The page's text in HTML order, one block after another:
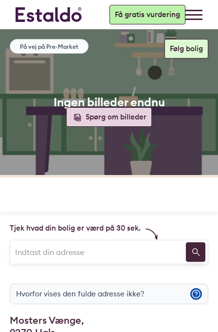
Få gratis vurdering
Ingen billeder endnu
Spørg om billeder
På vej på Pre-Market
Tjek hvad din bolig er værd på 30 sek.
Hvorfor vises den fulde adresse ikke?
Mosters Vænge,